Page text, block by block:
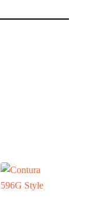
HWAM
Kontakt